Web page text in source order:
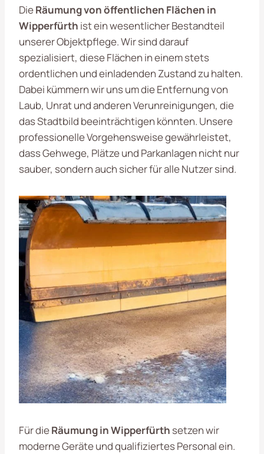
DieRäumung von öffentlichen Flächen in
Wipperfürth ist ein wesentlicher Bestandteil
unserer Objektpflege. Wir sind darauf
spezialisiert, diese Flächen in einem stets
ordentlichen und einladenden Zustand zu halten.
Dabei kümmern wir uns um die Entfernung von
Laub, Unrat und anderen Verunreinigungen, die
das Stadtbild beeinträchtigen könnten. Unsere
professionelle Vorgehensweise gewährleistet,
dass Gehwege, Plätze und Parkanlagen nicht nur
sauber, sondern auch sicher für alle Nutzer sind.
Für dieRäumung in Wipperfürth setzen wir
moderne Geräte und qualifiziertes Personal ein.